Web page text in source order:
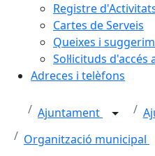
Registre
Cartes de Serveis
Queixes i
Sol·licituds
Adreces i telèfons
Ajuntament
Organització municipal